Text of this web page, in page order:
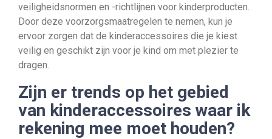
veiligheidsnormen en -richtlijnen voor kinderproducten.
Door deze voorzorgsmaatregelen te nemen, kun je
ervoor zorgen dat de kinderaccessoires die je kiest
veilig en geschikt zijn voor je kind om met plezier te
dragen.
Zijn er trends op het gebied
van kinderaccessoires waar ik
rekening mee moet houden?